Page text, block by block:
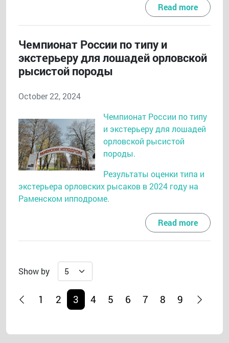
Read more
Чемпионат России по типу и
экстерьеру для лошадей орловской
рысистой породы
October 22, 2024
Чемпионат России по типу
и экстерьеру для лошадей
орловской рысистой
породы.
Результаты оценки типа и
экстерьера орловских рысаков в 2024 году на
Раменском ипподроме.
Read more
Show by
1 2 3 4 5 6 7 8 9